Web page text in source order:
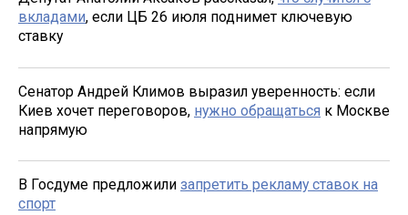
вкладами, если ЦБ 26 июля поднимет ключевую
ставку
Сенатор Андрей Климов выразил уверенность: если
Киев хочет переговоров, нужно обращаться к Москве
напрямую
В Госдуме предложили запретить рекламу ставок на
спорт